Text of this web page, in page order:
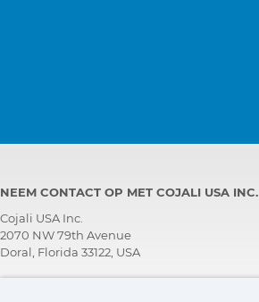
NEEM CONTACT OP MET COJALI USA INC.
Cojali USA Inc.
2070 NW 79th Avenue
Doral, Florida 33122, USA